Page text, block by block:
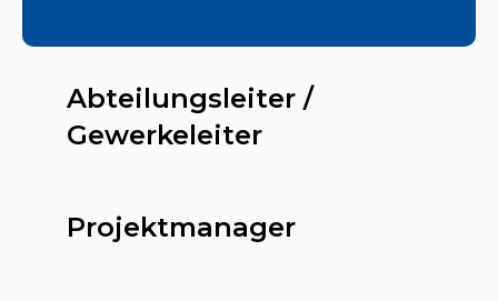
Abteilungsleiter /
Gewerkeleiter
Projektmanager